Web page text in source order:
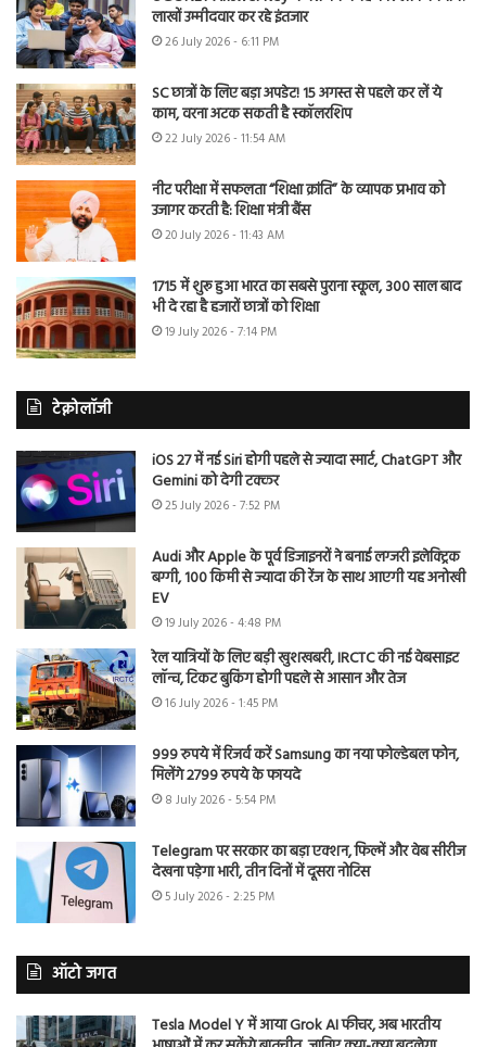
लाखों उम्मीदवार कर रहे इंतजार
26 July 2026 - 6:11 PM
SC छात्रों के लिए बड़ा अपडेट! 15 अगस्त से पहले कर लें ये
काम, वरना अटक सकती है स्कॉलरशिप
22 July 2026 - 11:54 AM
नीट परीक्षा में सफलता “शिक्षा क्रांति” के व्यापक प्रभाव को
उजागर करती है: शिक्षा मंत्री बैंस
20 July 2026 - 11:43 AM
1715 में शुरू हुआ भारत का सबसे पुराना स्कूल, 300 साल बाद
भी दे रहा है हजारों छात्रों को शिक्षा
19 July 2026 - 7:14 PM
टेक्नोलॉजी
iOS 27 में नई Siri होगी पहले से ज्यादा स्मार्ट, ChatGPT और
Gemini को देगी टक्कर
25 July 2026 - 7:52 PM
Audi और Apple के पूर्व डिजाइनरों ने बनाई लग्जरी इलेक्ट्रिक
बग्गी, 100 किमी से ज्यादा की रेंज के साथ आएगी यह अनोखी
EV
19 July 2026 - 4:48 PM
रेल यात्रियों के लिए बड़ी खुशखबरी, IRCTC की नई वेबसाइट
लॉन्च, टिकट बुकिंग होगी पहले से आसान और तेज
16 July 2026 - 1:45 PM
999 रुपये में रिजर्व करें Samsung का नया फोल्डेबल फोन,
मिलेंगे 2799 रुपये के फायदे
8 July 2026 - 5:54 PM
Telegram पर सरकार का बड़ा एक्शन, फिल्में और वेब सीरीज
देखना पड़ेगा भारी, तीन दिनों में दूसरा नोटिस
5 July 2026 - 2:25 PM
ऑटो जगत
Tesla Model Y में आया Grok AI फीचर, अब भारतीय